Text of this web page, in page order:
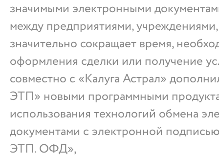
значимыми электронными
между предприятиями,
значительно сокращает время,
оформления сделки или получение
совместно с «Калуга Астрал»
ЭТП» новыми программными
использования технологий обмена
документами с электронной
ЭТП. ОФД»,